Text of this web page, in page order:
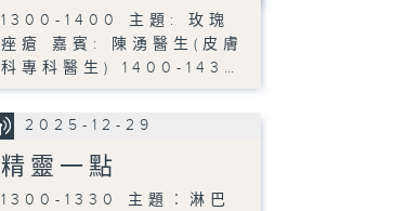
1300-1400 主題: 玫瑰
痤瘡 嘉賓: 陳湧醫生(皮膚
科專科醫生) 1400-143…
2025-12-29
精靈一點
1300-1330 主題︰淋巴